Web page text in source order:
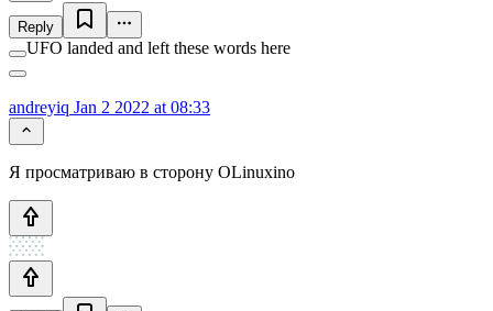
Reply
UFO landed and left these words here
andreyiq Jan 2 2022 at 08:33
Я просматриваю в сторону OLinuxino